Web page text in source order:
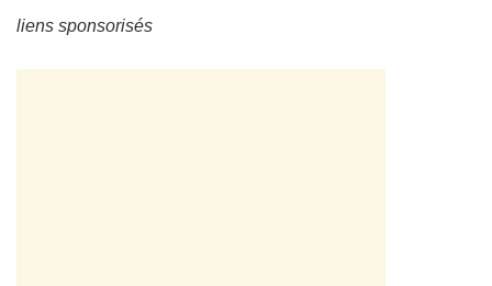
liens sponsorisés